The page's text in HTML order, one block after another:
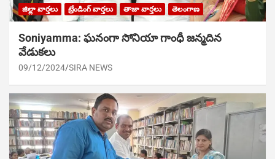
జిల్లా వార్తలు ట్రేండింగ్ వార్తలు తాజా వార్తలు తెలంగాణ
Soniyamma: ఘ‌నంగా సోనియా గాంధీ జ‌న్మ‌దిన
వేడుక‌లు
09/12/2024 SIRA NEWS